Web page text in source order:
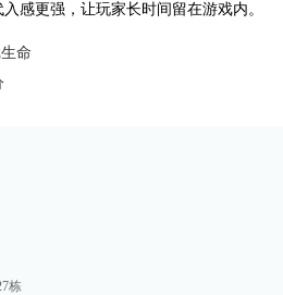
感更强，让玩家长时间留在游戏内。
命
栋